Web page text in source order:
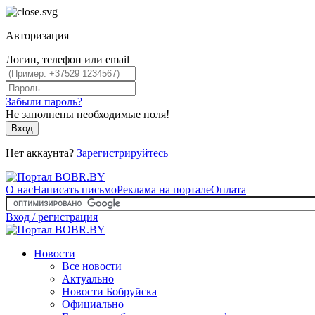
Авторизация
Логин, телефон или email
Забыли пароль?
Не заполнены необходимые поля!
Вход
Нет аккаунта? Зарегистрируйтесь
О насНаписать письмоРеклама на порталеОплата
Вход / регистрация
Новости
Все новости
Актуально
Новости Бобруйска
Официально